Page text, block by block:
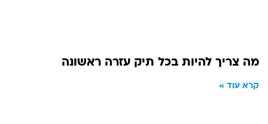
מה צריך להיות בכל תיק עזרה ראשונה
קרא עוד »